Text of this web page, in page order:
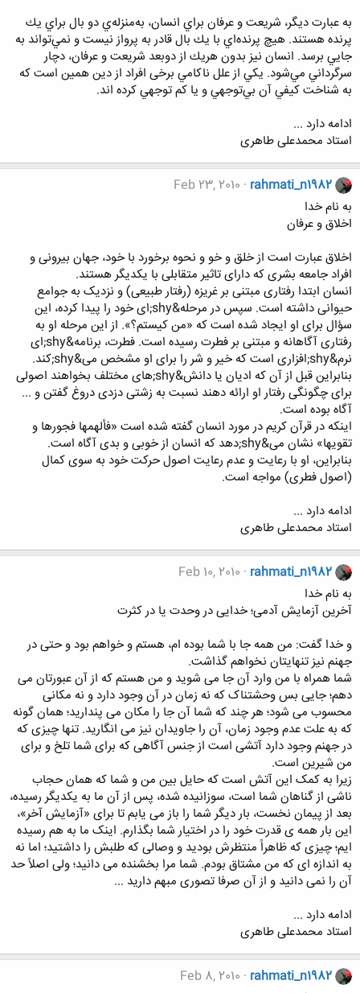
به عبارت ديگر، شريعت و عرفان براي انسان، به‌منزله‌ي دو بال براي يك
پرنده هستند. هيچ پرنده‌اي با يك بال قادر به پرواز نیست و نمي‌تواند به
جايي برسد. انسان نيز بدون هريك از دوبعد شریعت و عرفان، دچار
سرگرداني مي‌شود. يكي از علل ناكامي برخی افراد از دین همين است كه
به شناخت كيفي آن‌ بي‌توجهي و يا كم توجهي کرده اند.
ادامه دارد ...
استاد محمدعلی طاهری
rahmati_n1982
Feb 23, 2010
به نام خدا
اخلاق و عرفان
اخلاق عبارت است از خلق و خو و نحوه برخورد با خود، جهان بیرونی و
افراد جامعه بشری که دارای تاثیر متقابلی با یکدیگر هستند.
انسان ابتدا رفتاری مبتنی بر غریزه (رفتار طبیعی) و نزدیک به جوامع
حیوانی داشته است. سپس در مرحله&shy;ای خود را پیدا کرده، این
سؤال برای او ایجاد شده است که «من کیستم؟». از این مرحله او به
رفتاری آگاهانه و مبتنی بر فطرت رسیده است. فطرت، برنامه&shy;ای
نرم&shy;افزاری است که خیر و شر را برای او مشخص می&shy;کند.
بنابراین قبل از آن که ادیان یا دانش&shy;های مختلف بخواهند اصولی
برای چگونگی رفتار او ارائه دهند نسبت به زشتی دزدی دروغ گفتن و ...
آگاه بوده است.
اینکه در قرآن کریم در مورد انسان گفته شده است «فألهمها فجورها و
تقویها» نشان می&shy;دهد که انسان از خوبی و بدی آگاه است.
بنابراین، او با رعایت و عدم رعایت اصول حرکت خود به سوی کمال
(اصول فطری) مواجه است.
ادامه دارد ...
استاد محمدعلی طاهری
rahmati_n1982
Feb 10, 2010
به نام خدا
آخرین آزمایش آدمی؛ خدایی در وحدت یا در کثرت
و خدا گفت: من همه جا با شما بوده ام، هستم و خواهم بود و حتی در
جهنم نیز تنهایتان نخواهم گذاشت.
شما همراه با من وارد آن جا می شوید و من هستم که از آن عبورتان می
دهم؛ جایی بس وحشتناک که نه زمان در آن وجود دارد و نه مکانی
محسوب می شود؛ هر چند که شما آن جا را مکان می پندارید؛ همان گونه
که به علت عدم وجود زمان، آن را جاویدان نیز می انگارید. تنها چیزی که
در جهنم وجود دارد آتشی است از جنس آگاهی که برای شما تلخ و برای
من شیرین است.
زیرا به کمک این آتش است که حایل بین من و شما که همان حجاب
ناشی از گناهان شما است، سوزانیده شده، پس از آن ما به یکدیگر رسیده،
بعد از پیمان نخست، بار دیگر شما را باز می یابم تا برای «آزمایش آخر»،
این بار همه ی قدرت خود را در اختیار شما بگذارم. اینک ما به هم رسیده
ایم؛ چیزی که ظاهراً منتظرش بودید و وصالی که طلبش را داشتید؛ اما نه
به اندازه ای که من مشتاق بودم. شما مرا بخشنده می دانید؛ ولی اصلاً حد
آن را نمی دانید و از آن صرفا تصوری مبهم دارید ...
ادامه دارد ...
استاد محمدعلی طاهری
rahmati_n1982
Feb 8, 2010